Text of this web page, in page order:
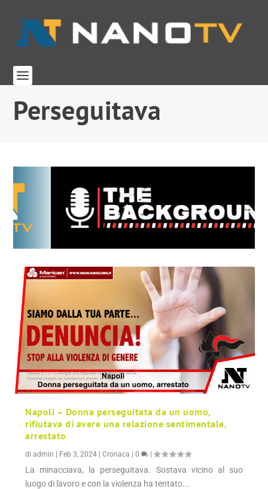
Perseguitava
Napoli – Donna perseguitata da un uomo,
rifiutava di avere una relazione sentimentale,
arrestato
diadmin | Feb 3, 2024 |Cronaca |0 |
La minacciava, la perseguitava. Sostava vicino al suo
luogo di lavoro e con la violenza ha tentato...